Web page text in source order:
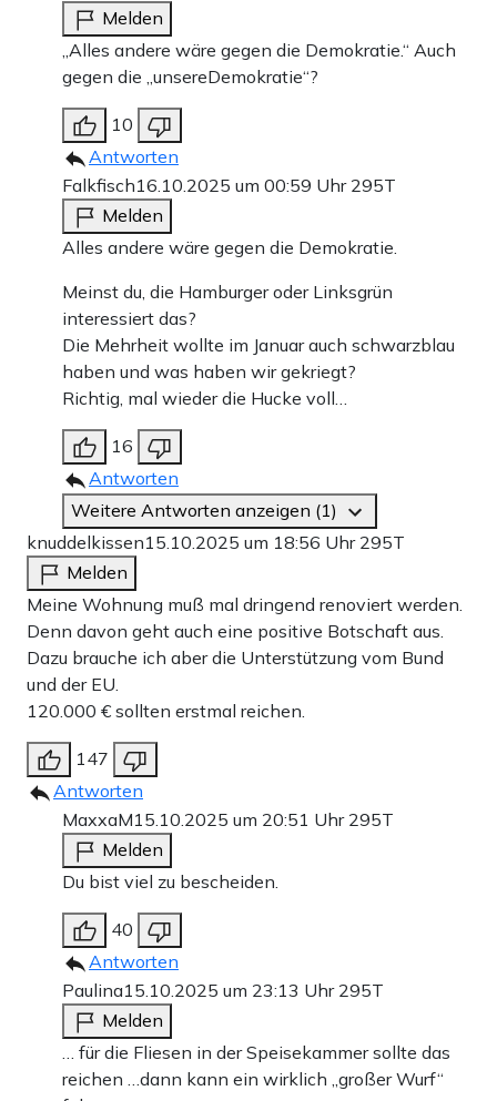
Melden
„Alles andere wäre gegen die Demokratie.“ Auch
gegen die „unsereDemokratie“?
10
Antworten
Falkfisch16.10.2025 um 00:59 Uhr 295T
Melden
Alles andere wäre gegen die Demokratie.
Meinst du, die Hamburger oder Linksgrün
interessiert das?
Die Mehrheit wollte im Januar auch schwarzblau
haben und was haben wir gekriegt?
Richtig, mal wieder die Hucke voll…
16
Antworten
Weitere Antworten anzeigen (1)
knuddelkissen15.10.2025 um 18:56 Uhr 295T
Melden
Meine Wohnung muß mal dringend renoviert werden.
Denn davon geht auch eine positive Botschaft aus.
Dazu brauche ich aber die Unterstützung vom Bund
und der EU.
120.000 € sollten erstmal reichen.
147
Antworten
MaxxaM15.10.2025 um 20:51 Uhr 295T
Melden
Du bist viel zu bescheiden.
40
Antworten
Paulina15.10.2025 um 23:13 Uhr 295T
Melden
… für die Fliesen in der Speisekammer sollte das
reichen …dann kann ein wirklich „großer Wurf“